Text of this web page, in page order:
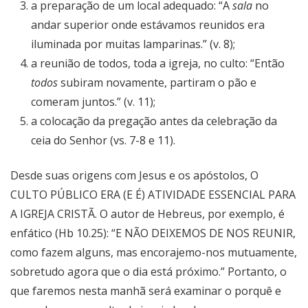
a preparação de um local adequado: “Asala no
andar superior onde estávamos reunidos era
iluminada por muitas lamparinas.” (v. 8);
a reunião de todos, toda a igreja, no culto: “Então
todossubiram novamente, partiram o pão e
comeram juntos.” (v. 11);
a colocação da pregação antes da celebração da
ceia do Senhor (vs. 7-8 e 11).
Desde suas origens com Jesus e os apóstolos, O
CULTO PÚBLICO ERA (E É) ATIVIDADE ESSENCIAL PARA
A IGREJA CRISTÃ. O autor de Hebreus, por exemplo, é
enfático (Hb 10.25): “E NÃO DEIXEMOS DE NOS REUNIR,
como fazem alguns, mas encorajemo-nos mutuamente,
sobretudo agora que o dia está próximo.” Portanto, o
que faremos nesta manhã será examinar o porquê e